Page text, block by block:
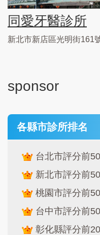
同愛牙醫診所
新北市新店區光明街161
sponsor
各縣市診所排名
台北市評分前
新北市評分前
桃園市評分前
台中市評分前
彰化縣評分前